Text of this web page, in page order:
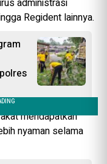
administrasi
Regident lainnya.
mendapatkan
nyaman selama